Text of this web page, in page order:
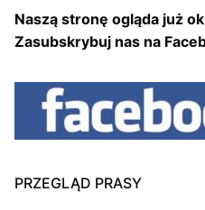
Naszą stronę ogląda już
Zasubskrybuj nas na
PRZEGLĄD PRASY